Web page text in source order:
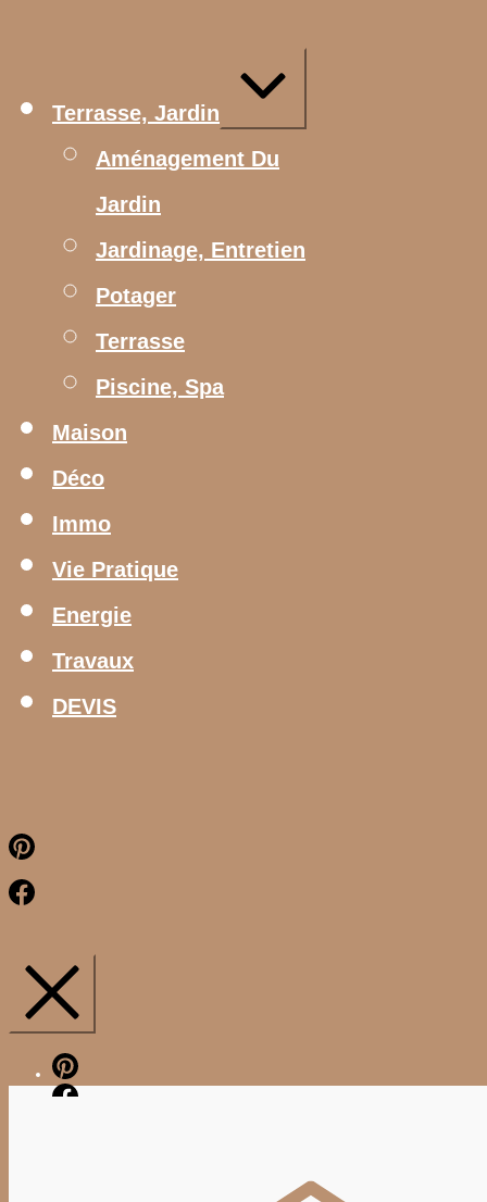
Terrasse, Jardin
Aménagement Du
Jardin
Jardinage, Entretien
Potager
Terrasse
Piscine, Spa
Maison
Déco
Immo
Vie Pratique
Energie
Travaux
DEVIS
Pinterest
Facebook
Pinterest
Facebook